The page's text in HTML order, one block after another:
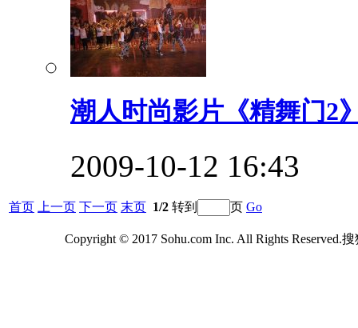
潮人时尚影片《精舞门2
2009-10-12 16:43
首页 上一页 下一页 末页 1/2 转到 页 Go
Copyright © 2017 Sohu.com Inc. All Rights Reserved.